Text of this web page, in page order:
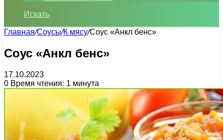
Искать
Главная/Соусы/К мясу/Соус «Анкл бенс»
Соус «Анкл бенс»
17.10.2023
0 Время чтения: 1 минута